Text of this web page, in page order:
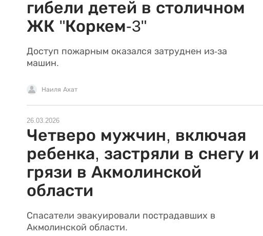
гибели детей в столичном
ЖК "Коркем-3"
Доступ пожарным оказался затруднен из-за
машин.
Наиля Ахат
26.03.2026
Четверо мужчин, включая
ребенка, застряли в снегу и
грязи в Акмолинской
области
Спасатели эвакуировали пострадавших в
Акмолинской области.